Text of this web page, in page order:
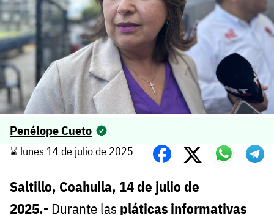
Penélope Cueto
⌛️ lunes 14 de julio de 2025
Saltillo, Coahuila, 14 de julio de
2025.- Durante las pláticas informativas